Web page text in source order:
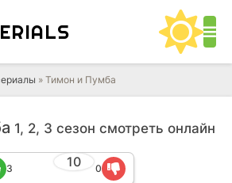
» Тимон и Пумба
1, 2, 3 сезон смотреть онлайн
10
3 0